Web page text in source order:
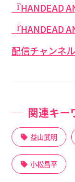
『HANDEAD
『HANDEAD
配信チャンネ
関連キー
益山武明
小松昌平